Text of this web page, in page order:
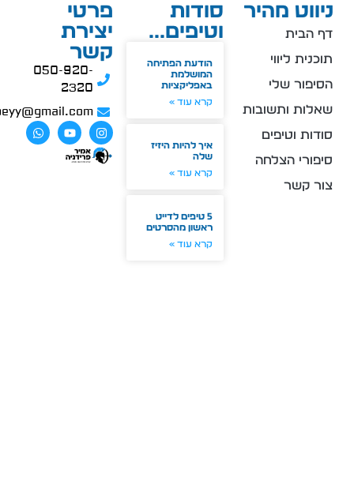
מהיר
הבית
ליווי
שלי
ותשובות
וטיפים
הצלחה
קשר
סודות
וטיפים...
הודעת הפתיחה
המושלמת
באפליקציות
קרא עוד »
איך להיות היזיז
קרא עוד »
5 טיפים לדייט
ראשון מהסרטים
קרא עוד »
פרטי
יצירת
קשר
050-920-
2320
amir.peyy@gmail.com